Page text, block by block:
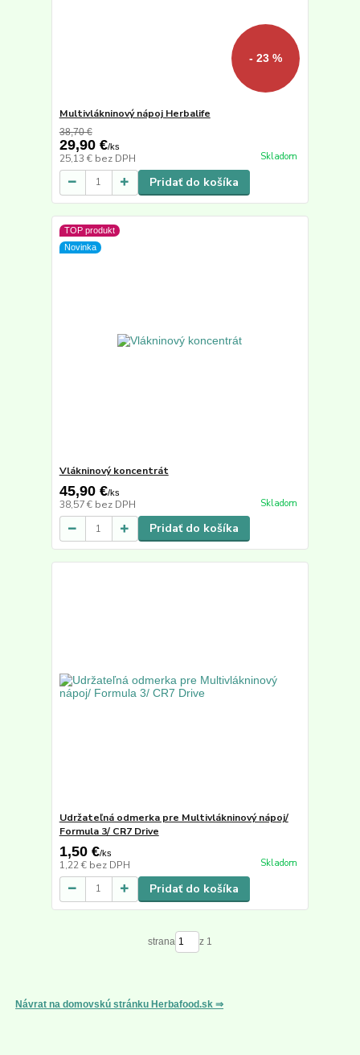
- 23 %
Multivlákninový nápoj Herbalife
38,70 €
29,90 €/ks
25,13 € bez DPH Skladom
Pridať do košíka
TOP produkt
Novinka
Vlákninový koncentrát
45,90 €/ks
38,57 € bez DPH Skladom
Pridať do košíka
Udržateľná odmerka pre Multivlákninový nápoj/
Formula 3/ CR7 Drive
1,50 €/ks
1,22 € bez DPH Skladom
Pridať do košíka
strana z 1
Návrat na domovskú stránku Herbafood.sk ⇒